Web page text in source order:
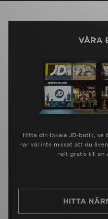
VÅRA
Hitta din lokala JD-butik, se
har väl inte missat att du
helt gratis till en
HITTA